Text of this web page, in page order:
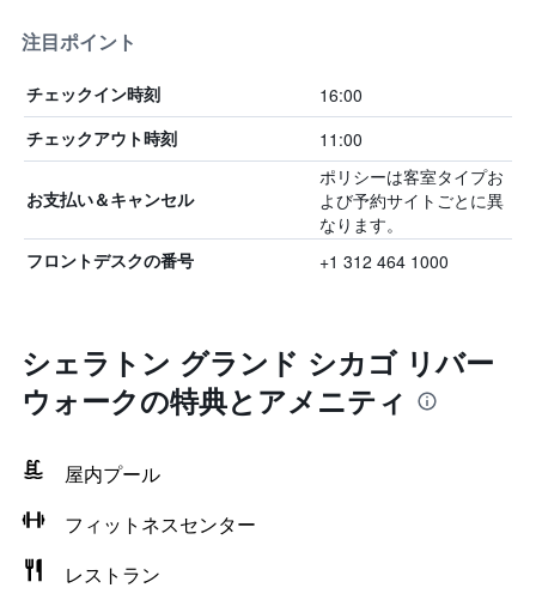
注目ポイント
チェックイン時刻 16:00
チェックアウト時刻 11:00
お支払い＆キャンセル
ポリシーは客室タイプお
よび予約サイトごとに異
なります。
フロントデスクの番号 +1 312 464 1000
シェラトン グランド シカゴ リバー
ウォークの特典とアメニティ
屋内プール
フィットネスセンター
レストラン